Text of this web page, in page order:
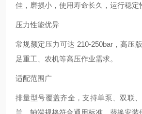
佳，磨损小，使用寿命长久，运行稳定
压力性能优异
常规额定压力可达 210-250bar，高压
足重工、农机等高压作业需求。
适配范围广
排量型号覆盖齐全，支持单泵、双联
兰、轴端规格符合通用标准，替换安装